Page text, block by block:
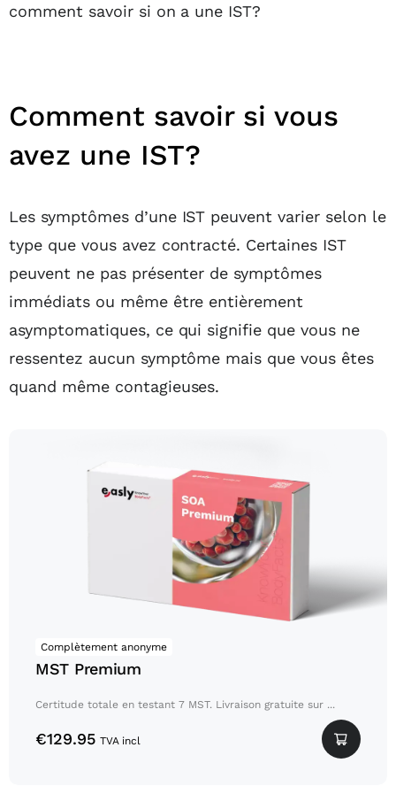
comment savoir si on a une IST?
Comment savoir si vous
avez une IST?
Les symptômes d’une IST peuvent varier selon le
type que vous avez contracté. Certaines IST
peuvent ne pas présenter de symptômes
immédiats ou même être entièrement
asymptomatiques, ce qui signifie que vous ne
ressentez aucun symptôme mais que vous êtes
quand même contagieuses.
Complètement anonyme
MST Premium
Certitude totale en testant 7 MST. Livraison gratuite sur ...
€129.95 TVA incl